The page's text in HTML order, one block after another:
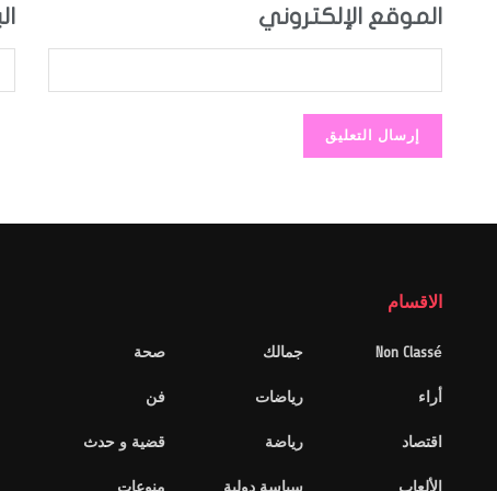
الموقع الإلكتروني
الاقسام
Non Classé
أراء
اقتصاد
جمالك
رياضات
رياضة
صحة
فن
قضية و حدث